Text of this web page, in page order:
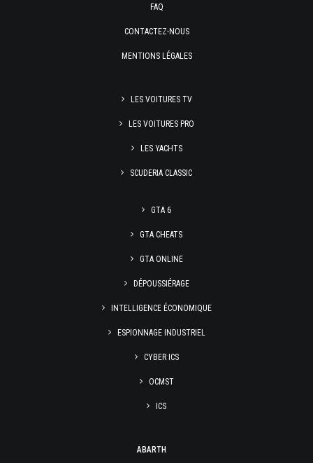
FAQ
CONTACTEZ-NOUS
MENTIONS LÉGALES
LES VOITURES TV
LES VOITURES PRO
LES YACHTS
SCUDERIA CLASSIC
GTA 6
GTA CHEATS
GTA ONLINE
DÉPOUSSIÉRAGE
INTELLIGENCE ÉCONOMIQUE
ESPIONNAGE INDUSTRIEL
CYBER ICS
OCMST
ICS
ABARTH